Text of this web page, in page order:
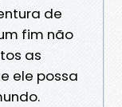
de
fim não
as
ele possa